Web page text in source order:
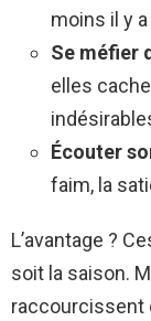
moins il y a
Se méfier
elles
Écouter
faim, la
L’avantage ?
soit la saison.
raccourcissent